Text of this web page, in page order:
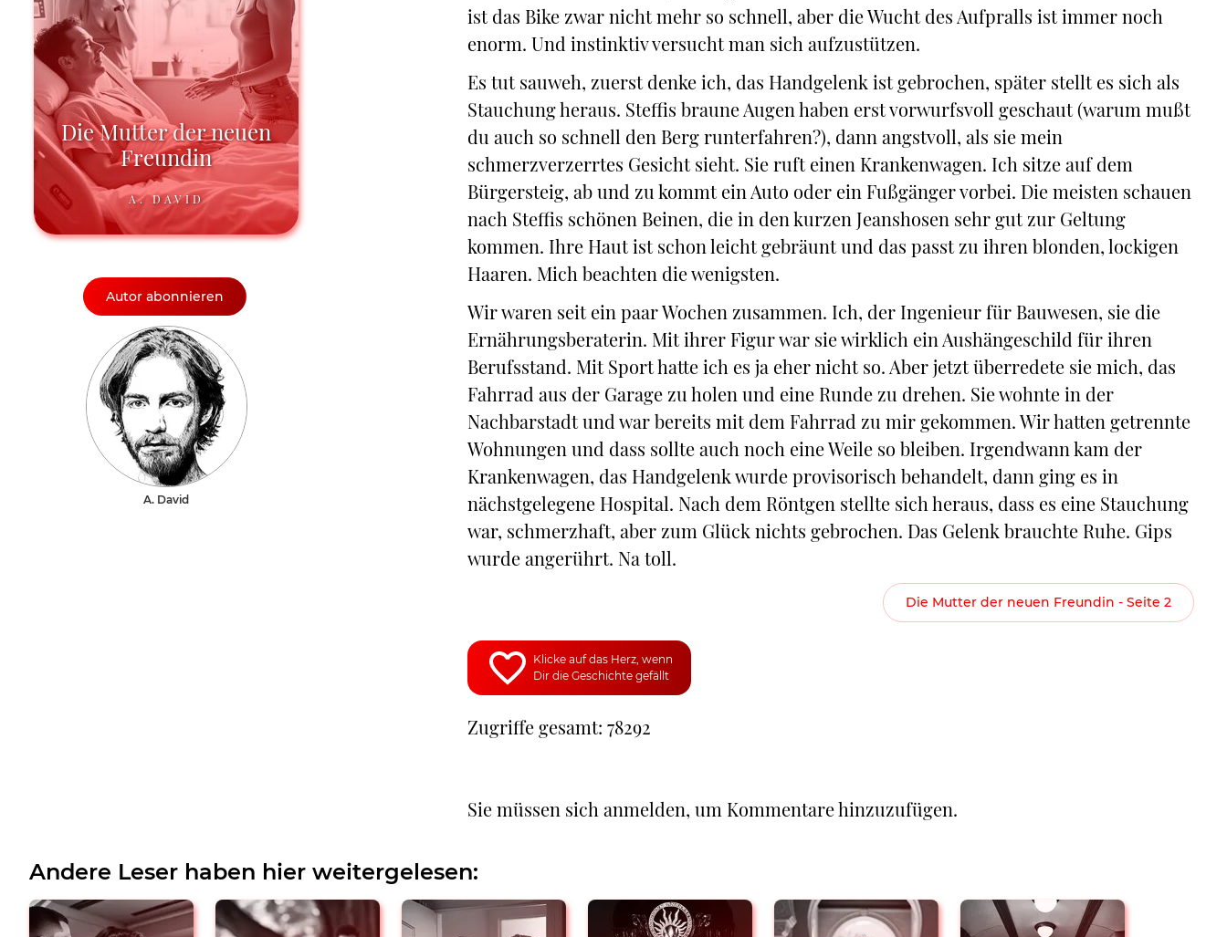
Die Mutter der neuen
Freundin
A. DAVID
Autor abonnieren
A. David
ist das Bike zwar nicht mehr so schnell, aber die Wucht des Aufpralls ist immer noch
enorm. Und instinktiv versucht man sich aufzustützen.
Es tut sauweh, zuerst denke ich, das Handgelenk ist gebrochen, später stellt es sich als
Stauchung heraus. Steffis braune Augen haben erst vorwurfsvoll geschaut (warum mußt
du auch so schnell den Berg runterfahren?), dann angstvoll, als sie mein
schmerzverzerrtes Gesicht sieht. Sie ruft einen Krankenwagen. Ich sitze auf dem
Bürgersteig, ab und zu kommt ein Auto oder ein Fußgänger vorbei. Die meisten schauen
nach Steffis schönen Beinen, die in den kurzen Jeanshosen sehr gut zur Geltung
kommen. Ihre Haut ist schon leicht gebräunt und das passt zu ihren blonden, lockigen
Haaren. Mich beachten die wenigsten.
Wir waren seit ein paar Wochen zusammen. Ich, der Ingenieur für Bauwesen, sie die
Ernährungsberaterin. Mit ihrer Figur war sie wirklich ein Aushängeschild für ihren
Berufsstand. Mit Sport hatte ich es ja eher nicht so. Aber jetzt überredete sie mich, das
Fahrrad aus der Garage zu holen und eine Runde zu drehen. Sie wohnte in der
Nachbarstadt und war bereits mit dem Fahrrad zu mir gekommen. Wir hatten getrennte
Wohnungen und dass sollte auch noch eine Weile so bleiben. Irgendwann kam der
Krankenwagen, das Handgelenk wurde provisorisch behandelt, dann ging es in
nächstgelegene Hospital. Nach dem Röntgen stellte sich heraus, dass es eine Stauchung
war, schmerzhaft, aber zum Glück nichts gebrochen. Das Gelenk brauchte Ruhe. Gips
wurde angerührt. Na toll.
Die Mutter der neuen Freundin - Seite 2
Klicke auf das Herz, wenn
Dir die Geschichte gefällt
Zugriffe gesamt: 78292
Sie müssen sich anmelden, um Kommentare hinzuzufügen.
Andere Leser haben hier weitergelesen: